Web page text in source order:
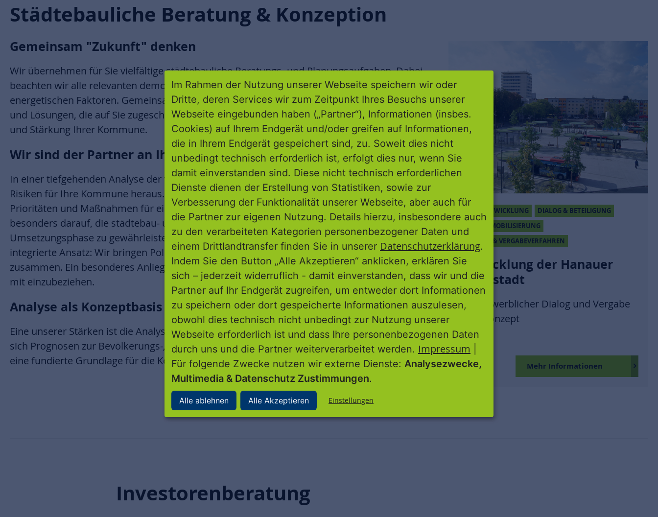
Städtebauliche Beratung & Konzeption
Gemeinsam "Zukunft" denken
Wir übernehmen für Sie vielfältige städtebauliche Beratungs- und Planungsaufgaben. Dabei
beachten wir alle relevanten demografischen, wirtschaftlichen, ökologischen und
energetischen Faktoren. Gemeinsam mit Ihnen entwickeln wir Entscheidungsgrundlagen
und Lösungen, die auf Sie zugeschnitten sind. Unser oberstes Ziel: die nachhaltige Sicherung
und Stärkung Ihrer Kommune.
Wir sind der Partner an Ihrer Seite
In einer tiefgehenden Analyse der vorhandenen Strukturen arbeiten wir die Chancen und
Risiken für Ihre Kommune heraus. Auf dieser Basis formulieren wir gemeinsam mit Ihnen
Prioritäten und Maßnahmen für eine erfolgreiche Stadtentwicklung. Dabei achten wir
besonders darauf, die städtebau- und förderrechtliche Absicherung in der
Umsetzungsphase zu gewährleisten. Eine entscheidende Rolle spielt außerdem der
integrierte Ansatz: Wir bringen Politik, Verwaltung, Öffentlichkeit und Bevölkerung
zusammen. Ein besonderes Anliegen ist es, die Bewohner beim Beteiligungsprozess aktiv
mit einzubeziehen.
Analyse als Konzeptbasis
Eine unserer Stärken ist die Analyse unter Einbeziehung verschiedener Parameter. So lassen
sich Prognosen zur Bevölkerungs-, Haushalts- und Wohnungsmarktentwicklung ableiten –
eine fundierte Grundlage für die Konzeption, die es zu erarbeiten gilt.
STADTENTWICKLUNG
DIALOG & BETEILIGUNG
FLÄCHENMOBILISIERUNG
KONZEPT & VERGABEVERFAHREN
Entwicklung der Hanauer
Innenstadt
Wettbewerblicher Dialog und Vergabe
nach Konzept
Mehr Informationen
Investorenberatung
Im Rahmen der Nutzung unserer Webseite speichern wir oder
Dritte, deren Services wir zum Zeitpunkt Ihres Besuchs unserer
Webseite eingebunden haben („Partner“), Informationen (insbes.
Cookies) auf Ihrem Endgerät und/oder greifen auf Informationen,
die in Ihrem Endgerät gespeichert sind, zu. Soweit dies nicht
unbedingt technisch erforderlich ist, erfolgt dies nur, wenn Sie
damit einverstanden sind. Diese nicht technisch erforderlichen
Dienste dienen der Erstellung von Statistiken, sowie zur
Verbesserung der Funktionalität unserer Webseite, aber auch für
die Partner zur eigenen Nutzung. Details hierzu, insbesondere auch
zu den verarbeiteten Kategorien personenbezogener Daten und
einem Drittlandtransfer finden Sie in unserer Datenschutzerklärung.
Indem Sie den Button „Alle Akzeptieren“ anklicken, erklären Sie
sich – jederzeit widerruflich - damit einverstanden, dass wir und die
Partner auf Ihr Endgerät zugreifen, um entweder dort Informationen
zu speichern oder dort gespeicherte Informationen auszulesen,
obwohl dies technisch nicht unbedingt zur Nutzung unserer
Webseite erforderlich ist und dass Ihre personenbezogenen Daten
durch uns und die Partner weiterverarbeitet werden. Impressum
Für folgende Zwecke nutzen wir externe Dienste: Analysezwecke,
Multimedia & Datenschutz Zustimmungen.
Einstellungen
Alle ablehnen Alle Akzeptieren